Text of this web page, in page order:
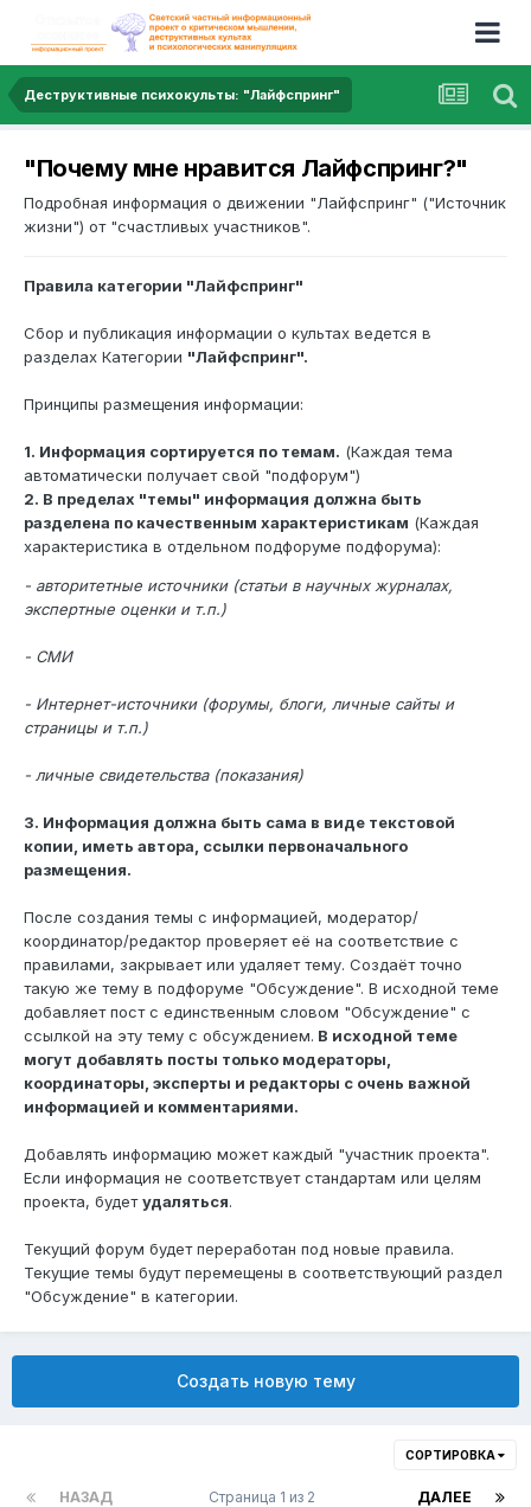
Деструктивные психокульты: "Лайфспринг"
"Почему мне нравится Лайфспринг?"
Подробная информация о движении "Лайфспринг" ("Источник
жизни") от "счастливых участников".
Правила категории "Лайфспринг"
Сбор и публикация информации о культах ведется в
разделах Категории "Лайфспринг".
Принципы размещения информации:
1. Информация сортируется по темам. (Каждая тема
автоматически получает свой "подфорум")
2. В пределах "темы" информация должна быть
разделена по качественным характеристикам (Каждая
характеристика в отдельном подфоруме подфорума):
- авторитетные источники (статьи в научных журналах,
экспертные оценки и т.п.)
- СМИ
- Интернет-источники (форумы, блоги, личные сайты и
страницы и т.п.)
- личные свидетельства (показания)
3. Информация должна быть сама в виде текстовой
копии, иметь автора, ссылки первоначального
размещения.
После создания темы с информацией, модератор/
координатор/редактор проверяет её на соответствие с
правилами, закрывает или удаляет тему. Создаёт точно
такую же тему в подфоруме "Обсуждение". В исходной теме
добавляет пост с единственным словом "Обсуждение" с
ссылкой на эту тему с обсуждением. В исходной теме
могут добавлять посты только модераторы,
координаторы, эксперты и редакторы с очень важной
информацией и комментариями.
Добавлять информацию может каждый "участник проекта".
Если информация не соответствует стандартам или целям
проекта, будетудаляться.
Текущий форум будет переработан под новые правила.
Текущие темы будут перемещены в соответствующий раздел
"Обсуждение" в категории.
Создать новую тему
СОРТИРОВКА
НАЗАД ДАЛЕЕ
Страница 1 из 2